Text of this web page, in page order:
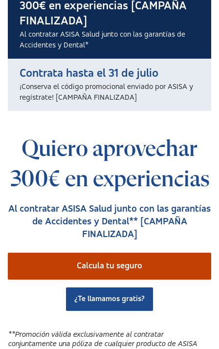
300€ en experiencias [CAMPAÑA
FINALIZADA]
Al contratar ASISA Salud junto con las garantías de
Accidentes y Dental*
Contrata hasta el 31 de julio
¡Conserva el código promocional enviado por ASISA y
regístrate! [CAMPAÑA FINALIZADA]
Quiero aprovechar
300€ en experiencias
Al contratar ASISA Salud junto con las garantías
de Accidentes y Dental** [CAMPAÑA
FINALIZADA]
Calcula tu seguro
¿Te llamamos gratis?
**Promoción válida exclusivamente al contratar
conjuntamente una póliza de cualquier producto de ASISA